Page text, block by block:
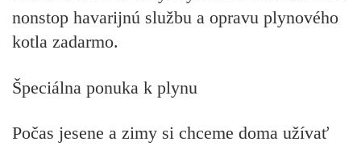
nonstop havarijnú službu a opravu plynového
kotla zadarmo.
Špeciálna ponuka k plynu
Počas jesene a zimy si chceme doma užívať